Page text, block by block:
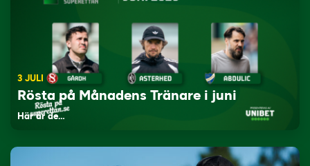
3 JULI
Rösta på Månadens Tränare i juni
Här är de…